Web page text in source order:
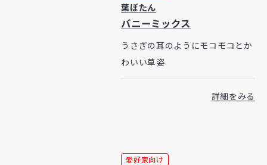
葉ぼたん
バニーミックス
うさぎの耳のようにモコモコとか
わいい草姿
詳細をみる
愛好家向け